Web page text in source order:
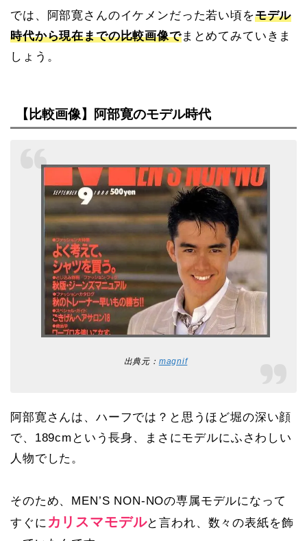
では、阿部寛さんのイケメンだった若い頃をモデル
時代から現在までの比較画像でまとめてみていきま
しょう。
【比較画像】阿部寛のモデル時代
出典元： magnif
阿部寛さんは、ハーフでは？と思うほど堀の深い顔
で、189cmという長身、まさにモデルにふさわしい
人物でした。
そのため、MEN’S NON-NOの専属モデルになって
すぐに カリスマモデルと言われ、数々の表紙を飾